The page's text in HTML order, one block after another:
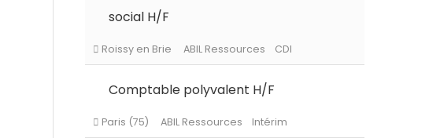
social H/F
Comptable polyvalent H/F